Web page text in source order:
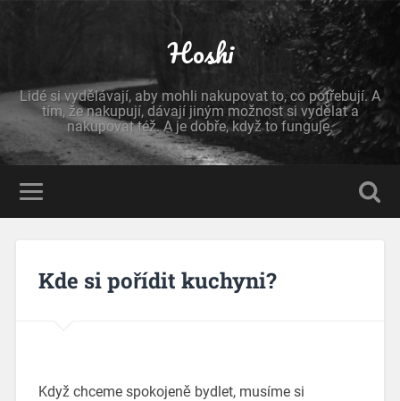
Hoshi
Lidé si vydělávají, aby mohli nakupovat to, co potřebují. A
tím, že nakupují, dávají jiným možnost si vydělat a
nakupovat též. A je dobře, když to funguje.
Kde si pořídit kuchyni?
Když chceme spokojeně bydlet, musíme si